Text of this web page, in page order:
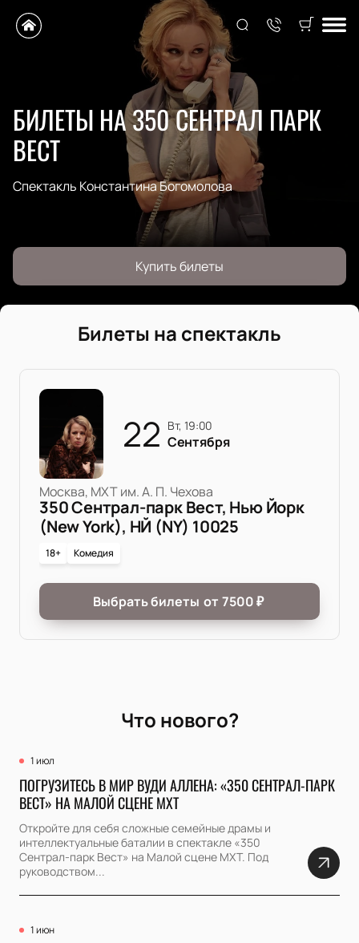
БИЛЕТЫ НА 350 СЕНТРАЛ ПАРК
ВЕСТ
Cпектакль Константина Богомолова
Купить билеты
Билеты на спектакль
22 вт, 19:00
Сентября
Москва, МХТ им. А. П. Чехова
350 Сентрал-парк Вест, Нью Йорк
(New York), НЙ (NY) 10025
18+ Комедия
Выбрать билеты от 7500₽
Что нового?
1 июл
ПОГРУЗИТЕСЬ В МИР ВУДИ АЛЛЕНА: «350 СЕНТРАЛ-ПАРК
ВЕСТ» НА МАЛОЙ СЦЕНЕ МХТ
Откройте для себя сложные семейные драмы и
интеллектуальные баталии в спектакле «350
Сентрал-парк Вест» на Малой сцене МХТ. Под
руководством...
1 июн